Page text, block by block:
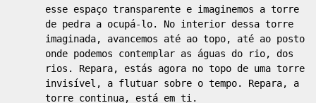
esse espaço transparente e imaginemos a torre
de pedra a ocupá-lo. No interior dessa torre
imaginada, avancemos até ao topo, até ao posto
onde podemos contemplar as águas do rio, dos
rios. Repara, estás agora no topo de uma torre
invisível, a flutuar sobre o tempo. Repara, a
torre continua, está em ti.